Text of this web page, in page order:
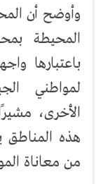
وأوضح أن
المحيطة
باعتبارها
لمواطني
الأخرى،
هذه المناطق
من معاناة